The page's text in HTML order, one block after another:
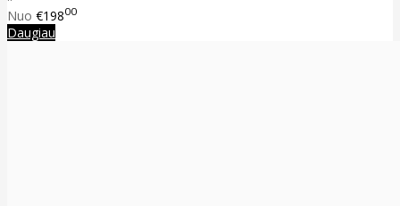
Nuo €19800
Daugiau